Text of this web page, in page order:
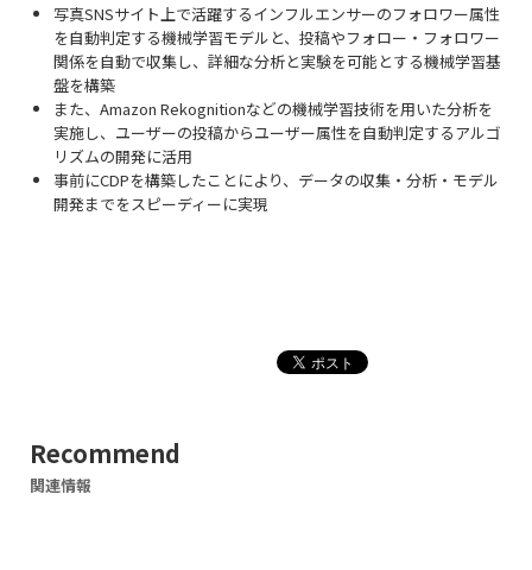
写真SNSサイト上で活躍するインフルエンサーのフォロワー属性
を自動判定する機械学習モデルと、投稿やフォロー・フォロワー
関係を自動で収集し、詳細な分析と実験を可能とする機械学習基
盤を構築
また、Amazon Rekognitionなどの機械学習技術を用いた分析を
実施し、ユーザーの投稿からユーザー属性を自動判定するアルゴ
リズムの開発に活用
事前にCDPを構築したことにより、データの収集・分析・モデル
開発までをスピーディーに実現
Recommend
関連情報